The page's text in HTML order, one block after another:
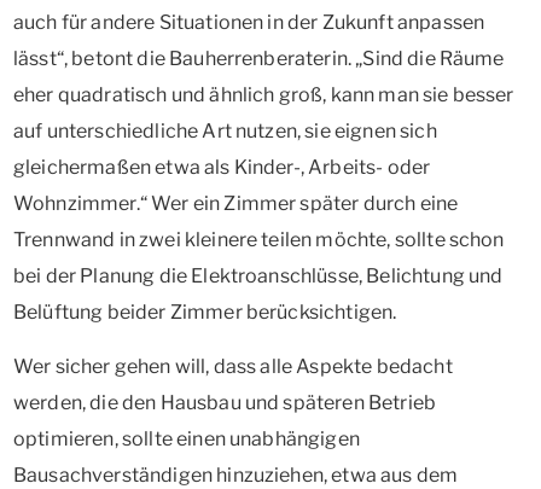
auch für andere Situationen in der Zukunft anpassen
lässt“, betont die Bauherrenberaterin. „Sind die Räume
eher quadratisch und ähnlich groß, kann man sie besser
auf unterschiedliche Art nutzen, sie eignen sich
gleichermaßen etwa als Kinder-, Arbeits- oder
Wohnzimmer.“ Wer ein Zimmer später durch eine
Trennwand in zwei kleinere teilen möchte, sollte schon
bei der Planung die Elektroanschlüsse, Belichtung und
Belüftung beider Zimmer berücksichtigen.
Wer sicher gehen will, dass alle Aspekte bedacht
werden, die den Hausbau und späteren Betrieb
optimieren, sollte einen unabhängigen
Bausachverständigen hinzuziehen, etwa aus dem